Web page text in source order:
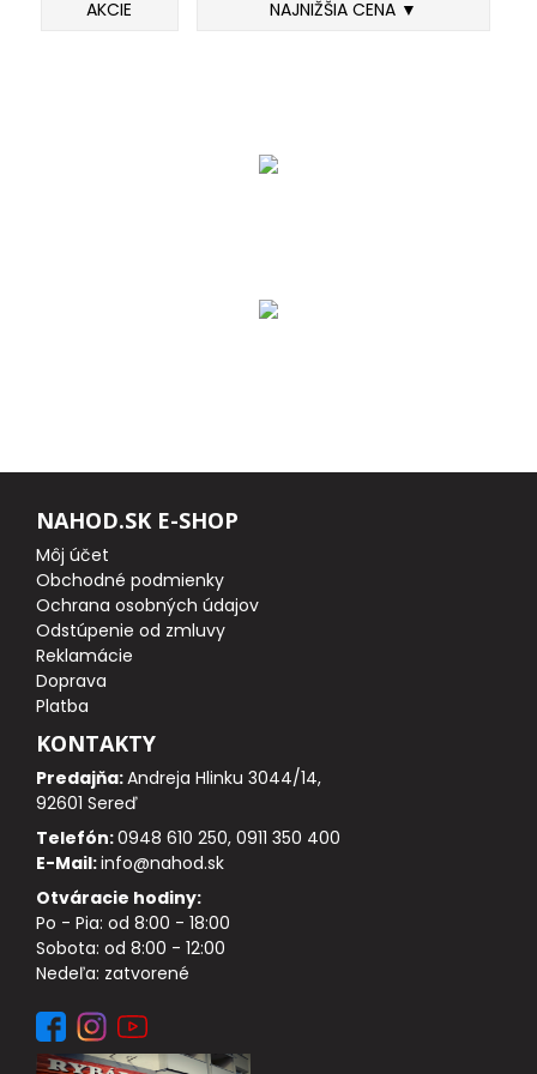
AKCIE NAJNIŽŠIA CENA ▼
NAHOD.SK E-SHOP
Môj účet
Obchodné podmienky
Ochrana osobných údajov
Odstúpenie od zmluvy
Reklamácie
Doprava
Platba
KONTAKTY
Predajňa:Andreja Hlinku 3044/14,
92601 Sereď
Telefón:0948 610 250, 0911 350 400
E-Mail:info@nahod.sk
Otváracie hodiny:
Po - Pia: od 8:00 - 18:00
Sobota: od 8:00 - 12:00
Nedeľa: zatvorené
SUMCOVÉ A MORSKÉ PRÚTY
MATCHOVÉ A BOLOGNESOVÉ PRÚTY
CESTOVNÉ PRÚTY
DOPLNKY K PRÚTOM
Udice na dierky
NAVIJAKY
PREDNÁ BRZDA
BAITRUNNER
MULTIPLIKÁTORY
NÁHRADNÉ CIEVKY